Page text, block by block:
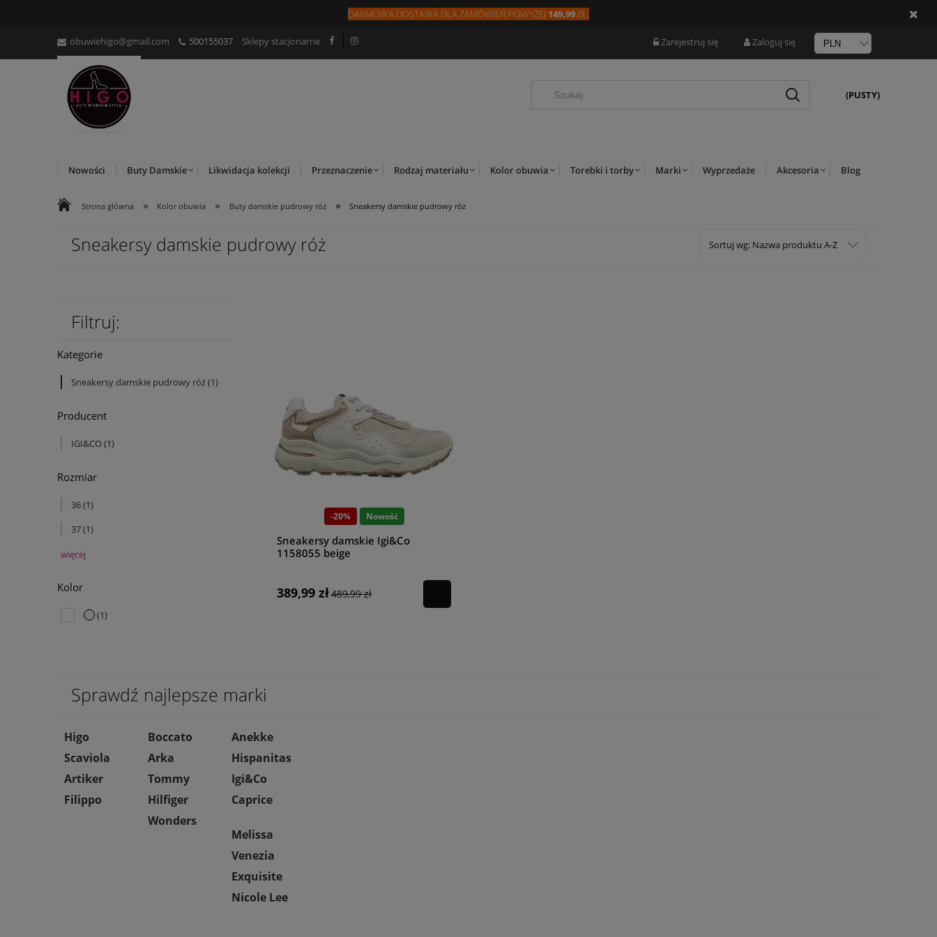
DARMOWA DOSTAWA DLAZAMÓWIEŃ POWYŻEJ 149,99ZŁ.
obuwiehigo@gmail.com 500155037 Sklepy stacjonarne Zarejestruj się Zaloguj się
(PUSTY)
Nowości Buty Damskie Likwidacja kolekcji Przeznaczenie Rodzaj materiału Kolor obuwia Torebki i torby Marki Wyprzedaże Akcesoria Blog
Strona główna » Kolor obuwia » Buty damskie pudrowy róż » Sneakersy damskie pudrowy róż
Sneakersy damskie pudrowy róż Sortuj wg: Nazwa produktu A-Z
Filtruj:
Kategorie
Sneakersy damskie pudrowy róż(1)
Producent
IGI&CO(1)
Rozmiar
36(1)
37(1)
więcej
Kolor
(1)
-20% Nowość
Sneakersy damskie Igi&Co
1158055 beige
389,99 zł489,99 zł
Sprawdź najlepsze marki
Higo
Scaviola
Artiker
Filippo
Boccato
Arka
Tommy
Hilfiger
Wonders
Anekke
Hispanitas
Igi&Co
Caprice
Melissa
Venezia
Exquisite
Nicole Lee